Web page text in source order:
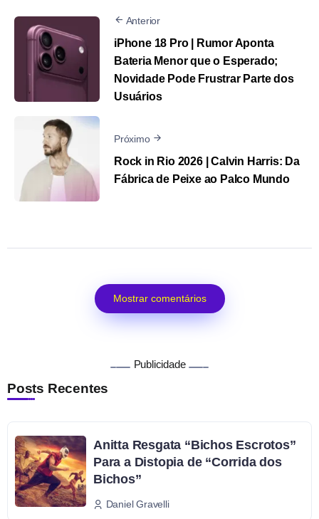
Anterior
iPhone 18 Pro | Rumor Aponta
Bateria Menor que o Esperado;
Novidade Pode Frustrar Parte dos
Usuários
Próximo
Rock in Rio 2026 | Calvin Harris: Da
Fábrica de Peixe ao Palco Mundo
Mostrar comentários
Publicidade
Posts Recentes
Anitta Resgata “Bichos Escrotos”
Para a Distopia de “Corrida dos
Bichos”
Daniel Gravelli